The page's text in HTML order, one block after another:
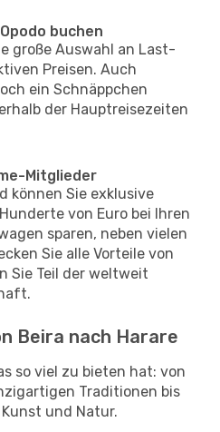
buchen
große Auswahl an Last-
Preisen. Auch
ein Schnäppchen
der Hauptreisezeiten
Mitglieder
können Sie exklusive
von Euro bei Ihren
sparen, neben vielen
Sie alle Vorteile von
Sie Teil der weltweit
Beira nach Harare
so viel zu bieten hat: von
Traditionen bis
und Natur.